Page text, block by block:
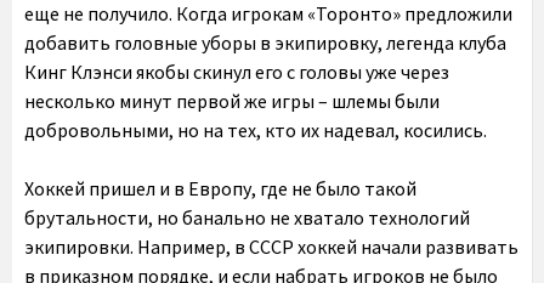
еще не получило. Когда игрокам «Торонто» предложили
добавить головные уборы в экипировку, легенда клуба
Кинг Клэнси якобы скинул его с головы уже через
несколько минут первой же игры – шлемы были
добровольными, но на тех, кто их надевал, косились.
Хоккей пришел и в Европу, где не было такой
брутальности, но банально не хватало технологий
экипировки. Например, в СССР хоккей начали развивать
в приказном порядке, и если набрать игроков не было